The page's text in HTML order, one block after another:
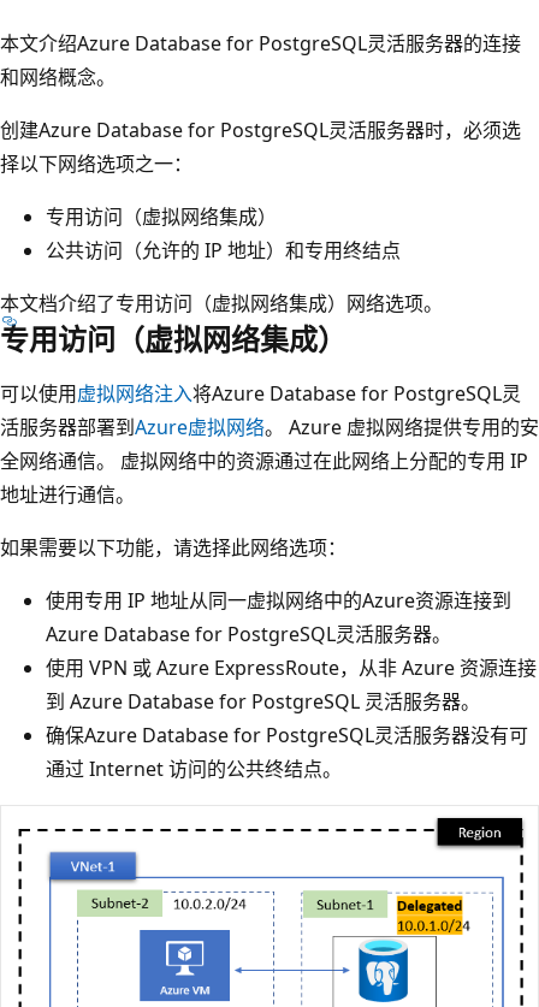
本文介绍Azure Database for PostgreSQL灵活服务器的连接
和网络概念。
创建Azure Database for PostgreSQL灵活服务器时，必须选
择以下网络选项之一：
专用访问（虚拟网络集成）
公共访问（允许的 IP 地址）和专用终结点
本文档介绍了专用访问（虚拟网络集成）网络选项。
专用访问（虚拟网络集成）
可以使用虚拟网络注入将Azure Database for PostgreSQL灵
活服务器部署到Azure虚拟网络。 Azure 虚拟网络提供专用的安
全网络通信。 虚拟网络中的资源通过在此网络上分配的专用 IP
地址进行通信。
如果需要以下功能，请选择此网络选项：
使用专用 IP 地址从同一虚拟网络中的Azure资源连接到
Azure Database for PostgreSQL灵活服务器。
使用 VPN 或 Azure ExpressRoute，从非 Azure 资源连接
到 Azure Database for PostgreSQL 灵活服务器。
确保Azure Database for PostgreSQL灵活服务器没有可
通过 Internet 访问的公共终结点。